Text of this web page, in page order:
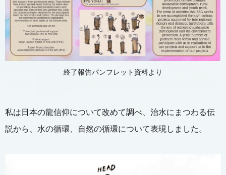
終了報告パンフレット資料より
私は日本の龍信仰について改めて調べ、治水にまつわる伝
説から、水の循環、自然の循環について表現しました。